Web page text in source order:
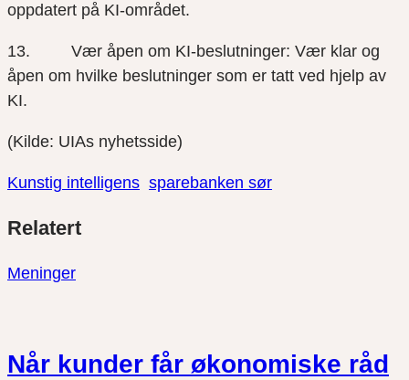
oppdatert på KI-området.
13. Vær åpen om KI-beslutninger: Vær klar og
åpen om hvilke beslutninger som er tatt ved hjelp av
KI.
(Kilde: UIAs nyhetsside)
Kunstig intelligens sparebanken sør
link
på
på
Relatert
Meninger
Når kunder får økonomiske råd